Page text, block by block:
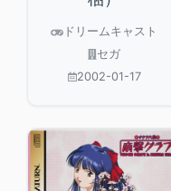
ドリームキャスト
セガ
2002-01-17